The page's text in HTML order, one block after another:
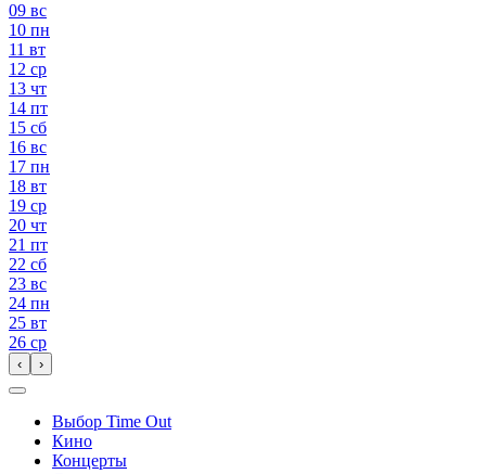
09 вс
10 пн
11 вт
12 ср
13 чт
14 пт
15 сб
16 вс
17 пн
18 вт
19 ср
20 чт
21 пт
22 сб
23 вс
24 пн
25 вт
26 ср
‹ ›
Выбор Time Out
Кино
Концерты